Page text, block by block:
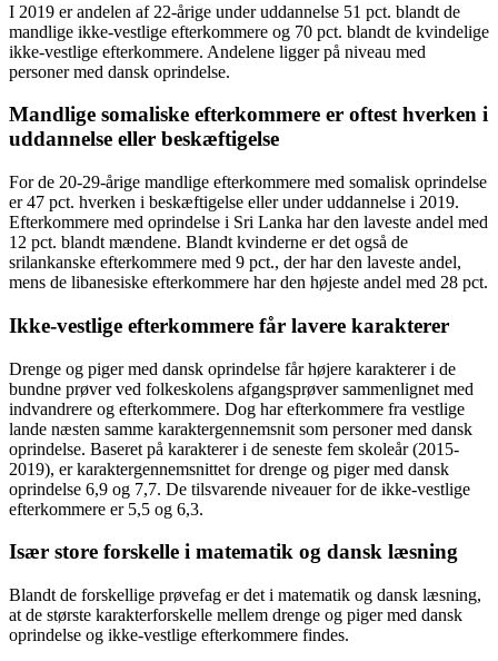
I 2019 er andelen af 22-årige under uddannelse 51 pct. blandt de
mandlige ikke-vestlige efterkommere og 70 pct. blandt de kvindelige
ikke-vestlige efterkommere. Andelene ligger på niveau med
personer med dansk oprindelse.
Mandlige somaliske efterkommere er oftest hverken i
uddannelse eller beskæftigelse
For de 20-29-årige mandlige efterkommere med somalisk oprindelse
er 47 pct. hverken i beskæftigelse eller under uddannelse i 2019.
Efterkommere med oprindelse i Sri Lanka har den laveste andel med
12 pct. blandt mændene. Blandt kvinderne er det også de
srilankanske efterkommere med 9 pct., der har den laveste andel,
mens de libanesiske efterkommere har den højeste andel med 28 pct.
Ikke-vestlige efterkommere får lavere karakterer
Drenge og piger med dansk oprindelse får højere karakterer i de
bundne prøver ved folkeskolens afgangsprøver sammenlignet med
indvandrere og efterkommere. Dog har efterkommere fra vestlige
lande næsten samme karaktergennemsnit som personer med dansk
oprindelse. Baseret på karakterer i de seneste fem skoleår (2015-
2019), er karaktergennemsnittet for drenge og piger med dansk
oprindelse 6,9 og 7,7. De tilsvarende niveauer for de ikke-vestlige
efterkommere er 5,5 og 6,3.
Især store forskelle i matematik og dansk læsning
Blandt de forskellige prøvefag er det i matematik og dansk læsning,
at de største karakterforskelle mellem drenge og piger med dansk
oprindelse og ikke-vestlige efterkommere findes.